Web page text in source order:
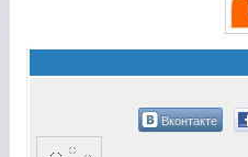
Вконтакте